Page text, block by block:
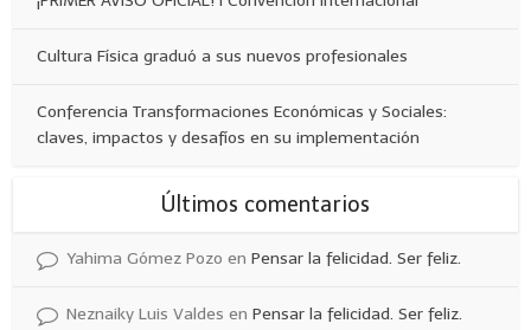
Cultura Física graduó a sus nuevos profesionales
Conferencia Transformaciones Económicas y Sociales:
claves, impactos y desafíos en su implementación
Últimos comentarios
Yahima Gómez Pozo enPensar la felicidad. Ser feliz.
Neznaiky Luis Valdes enPensar la felicidad. Ser feliz.